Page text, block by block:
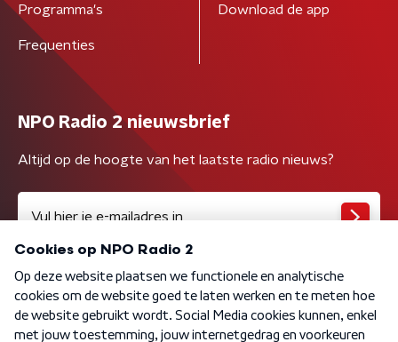
Programma's
Frequenties
Download de app
NPO Radio 2 nieuwsbrief
Altijd op de hoogte van het laatste radio nieuws?
Algemene voorwaarden